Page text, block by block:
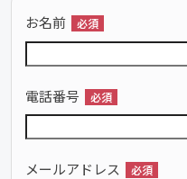
お名前 必須
電話番号 必須
メールアドレス 必須